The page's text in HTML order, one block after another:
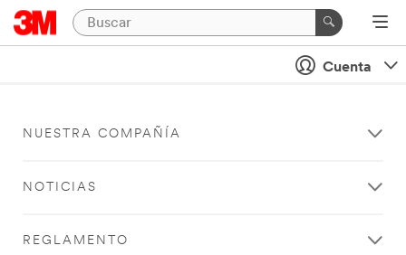
Cuenta
NUESTRA COMPAÑÍA
NOTICIAS
REGLAMENTO